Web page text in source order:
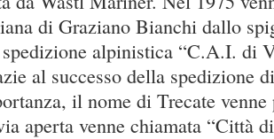
di Graziano Bianchi dallo
alpinistica “C.A.I. di
al successo della spedizione
il nome di Trecate
aperta venne chiamata “Città